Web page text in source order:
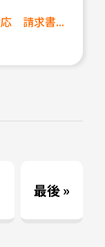
応 請求書...
最後 »